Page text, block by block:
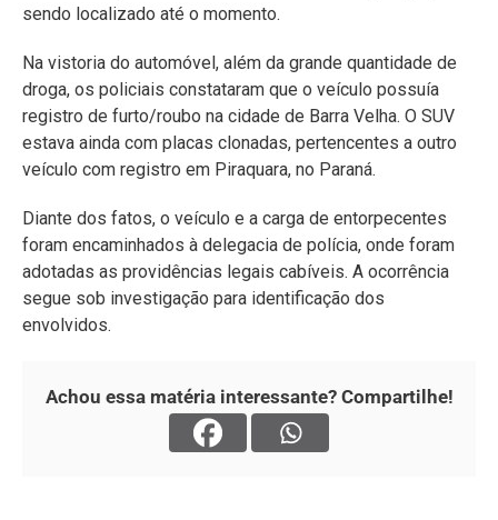
sendo localizado até o momento.
Na vistoria do automóvel, além da grande quantidade de
droga, os policiais constataram que o veículo possuía
registro de furto/roubo na cidade de Barra Velha. O SUV
estava ainda com placas clonadas, pertencentes a outro
veículo com registro em Piraquara, no Paraná.
Diante dos fatos, o veículo e a carga de entorpecentes
foram encaminhados à delegacia de polícia, onde foram
adotadas as providências legais cabíveis. A ocorrência
segue sob investigação para identificação dos
envolvidos.
Achou essa matéria interessante? Compartilhe!